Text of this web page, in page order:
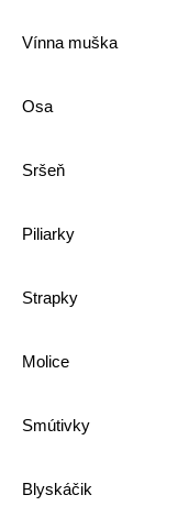
Vínna muška
Osa
Sršeň
Piliarky
Strapky
Molice
Smútivky
Blyskáčik